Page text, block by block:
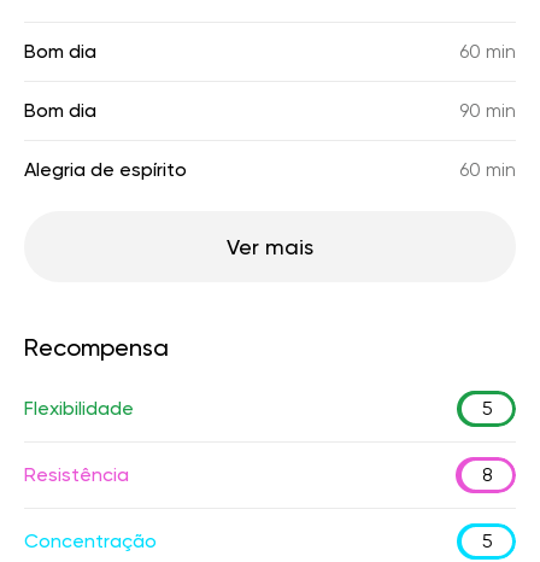
Bom dia 60 min
Bom dia 90 min
Alegria de espírito 60 min
Ver mais
Recompensa
Flexibilidade 5
Resistência 8
Concentração 5